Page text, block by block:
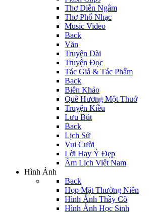
Thơ Diễn Ngâm
Thơ Phổ Nhạc
Music Video
Back
Văn
Truyện Dài
Truyện Đọc
Tác Giả & Tác Phẩm
Back
Biên Khảo
Quê Hương Một Thuở
Truyện Kiều
Lưu Bút
Back
Lịch Sử
Vui Cười
Lời Hay Ý Đẹp
Âm Lịch Việt Nam
Hình Ảnh
Back
Họp Mặt Thường Niên
Hình Ảnh Thầy Cô
Hình Ảnh Học Sinh